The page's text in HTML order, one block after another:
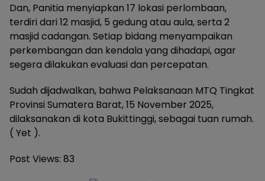
Dan, Panitia menyiapkan 17 lokasi perlombaan,
terdiri dari 12 masjid, 5 gedung atau aula, serta 2
masjid cadangan. Setiap bidang menyampaikan
perkembangan dan kendala yang dihadapi, agar
segera dilakukan evaluasi dan percepatan.
Sudah dijadwalkan, bahwa Pelaksanaan MTQ Tingkat
Provinsi Sumatera Barat, 15 November 2025,
dilaksanakan di kota Bukittinggi, sebagai tuan rumah.
( Yet ).
Post Views: 83